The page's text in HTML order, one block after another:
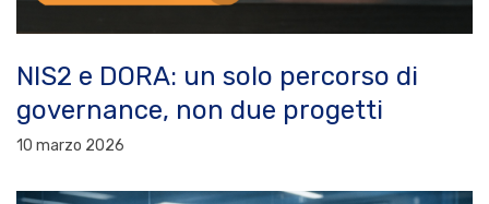
NIS2 e DORA: un solo percorso di
governance, non due progetti
10 marzo 2026